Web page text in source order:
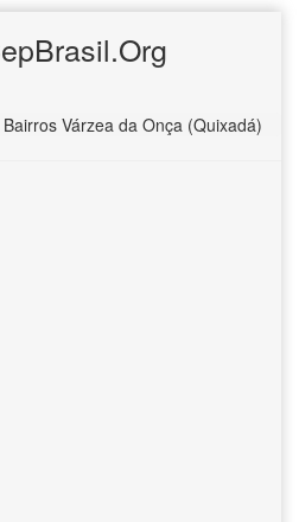
Bairros Várzea da Onça (Quixadá)